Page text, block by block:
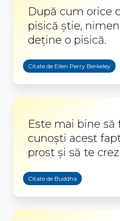
După cum orice
pisică știe,
deține o pisică.
Citate de Ellen Perry Berkeley
Este mai bine să
cunoşti acest
prost şi să te
Citate de Buddha